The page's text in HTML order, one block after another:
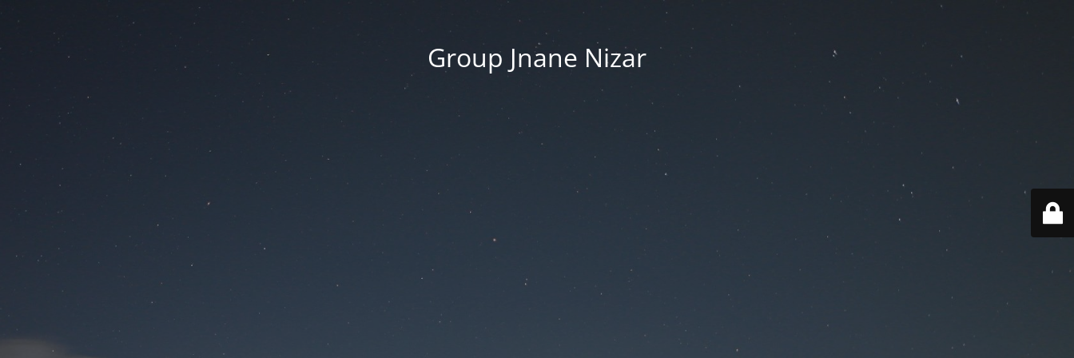
Group Jnane Nizar